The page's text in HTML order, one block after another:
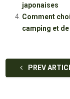
japonaises
Comment
camping et
PREV